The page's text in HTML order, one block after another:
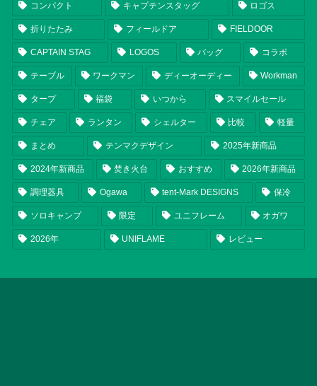
コンパクト キャプテンスタッグ ロゴス
折りたたみ フィールドア FIELDOOR
CAPTAIN STAG LOGOS バッグ コラボ
テーブル ワークマン ディーオーディー Workman
タープ 福袋 いつから スマイルセール
チェア ランタン シェルター 比較 軽量
まとめ テンマクデザイン 2025年新商品
2024年新商品 焚き火台 おすすめ 2026年新商品
調理器具 Ogawa tent-Mark DESIGNS 保冷
ソロキャンプ 限定 ユニフレーム オガワ
2026年 UNIFLAME レビュー